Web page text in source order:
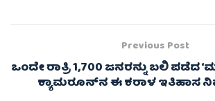
Previous Post
ಒಂದೇ ರಾತ್ರಿ 1,700 ಜನರನ್ನು ಬಲಿ ಪಡೆದ
ಕ್ಯಾಮರೂನ್‌ನ ಈ ಕರಾಳ ಇತಿಹಾಸ